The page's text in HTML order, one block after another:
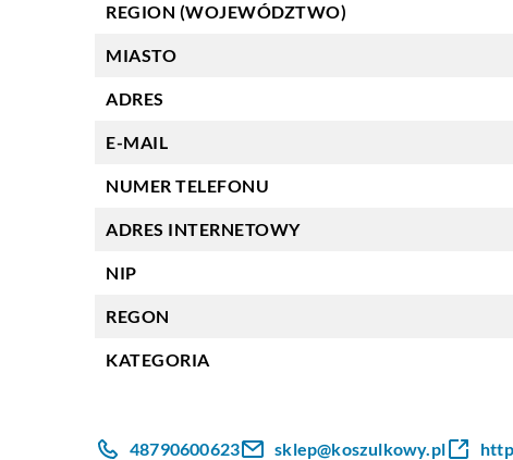
REGION (WOJEWÓDZTWO)
MIASTO
ADRES
E-MAIL
NUMER TELEFONU
ADRES INTERNETOWY
NIP
REGON
KATEGORIA
48790600623 sklep@koszulkowy.pl